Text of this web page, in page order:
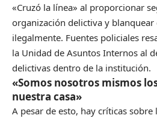
«Cruzó la línea» al proporcionar
organización delictiva y
ilegalmente. Fuentes policiales
la Unidad de Asuntos Internos al
delictivas dentro de la institución.
«Somos nosotros mismos
nuestra casa»
A pesar de esto, hay críticas